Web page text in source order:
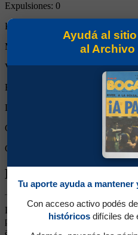
Expulsiones: 0
Partidos reemplazado:
Minutos Disputados:180
Victorias:1
Empates:
Derrotas:
Goles de Boca:
Goles rivales:
Biografía de Luis
Delantero. Ganó un título
para reforzar al campeón de 1931.
año del campeonato. Luego volvió
Ayudá al
al Archivo
Tu aporte ayuda a
Con acceso activo podés
históricos difíciles de